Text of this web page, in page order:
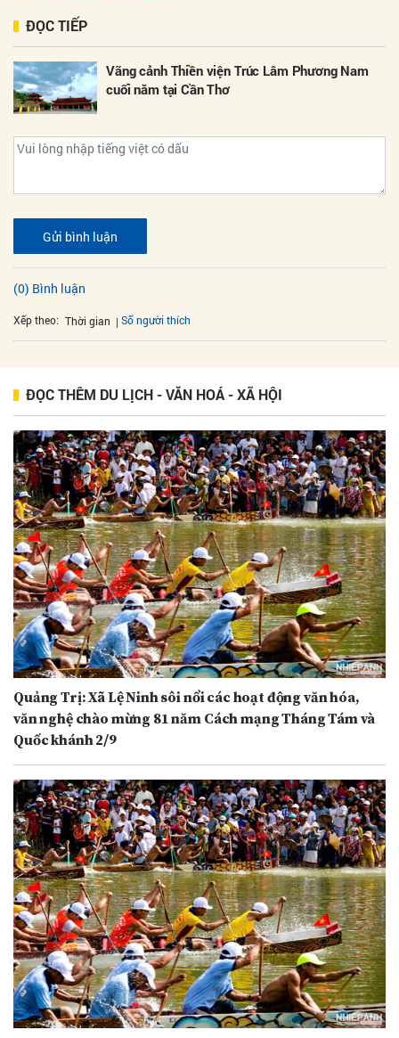
ĐỌC TIẾP
Vãng cảnh Thiền viện Trúc Lâm Phương Nam
cuối năm tại Cần Thơ
Gửi bình luận
(0) Bình luận
Xếp theo: Thời gian Số người thích
ĐỌC THÊM DU LỊCH - VĂN HOÁ - XÃ HỘI
Quảng Trị: Xã Lệ Ninh sôi nổi các hoạt động văn hóa,
văn nghệ chào mừng 81 năm Cách mạng Tháng Tám và
Quốc khánh 2/9